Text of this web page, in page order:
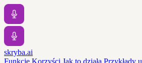
skryba.ai
Funkcje Korzyści Jak to działa Przykłady